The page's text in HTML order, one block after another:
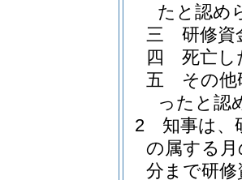
たと認め
三
研修資
四
死亡し
五
その
ったと認
2
知事は、
の属する
分まで研